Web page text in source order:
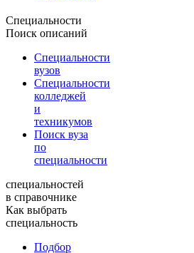
Специальности
Поиск описаний
Специальности
вузов
Специальности
колледжей
и
техникумов
Поиск вуза
по
специальности
специальностей
в справочнике
Как выбрать
специальность
Подбор